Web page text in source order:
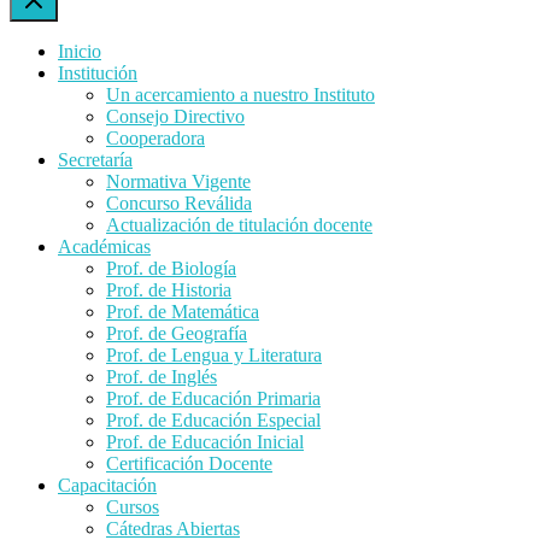
Inicio
Institución
Un acercamiento a nuestro Instituto
Consejo Directivo
Cooperadora
Secretaría
Normativa Vigente
Concurso Reválida
Actualización de titulación docente
Académicas
Prof. de Biología
Prof. de Historia
Prof. de Matemática
Prof. de Geografía
Prof. de Lengua y Literatura
Prof. de Inglés
Prof. de Educación Primaria
Prof. de Educación Especial
Prof. de Educación Inicial
Certificación Docente
Capacitación
Cursos
Cátedras Abiertas